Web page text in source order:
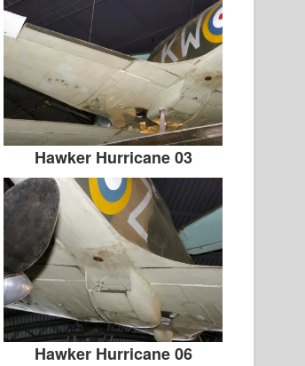
Hawker Hurricane 03
Hawker Hurricane 06